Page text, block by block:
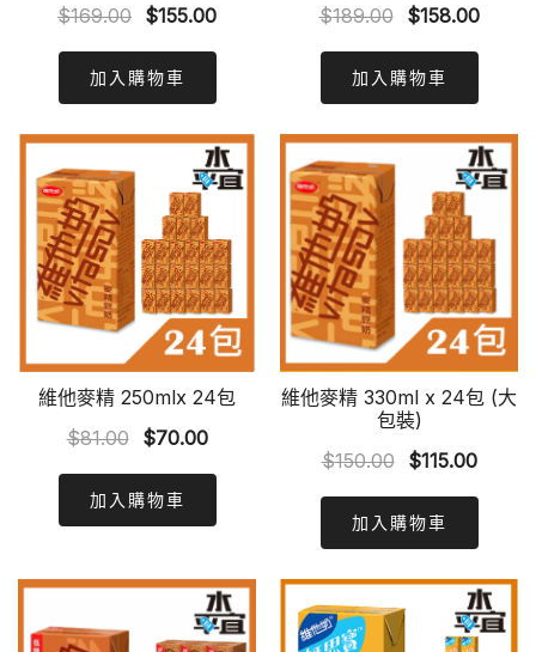
$169.00 Original
was:
$169.00.
$155.00Current
$155.00.
加入購物車
$189.00
Original
was:
$189.00.
$158.00
加入購物車
維他麥精 250mlx 24包
$81.00
Original
was:
$81.00.
$70.00Current
$70.00.
加入購物車
維他麥精 330ml x 24包 (大
包裝)
$150.00
Original
was:
$150.00.
$115.00
加入購物車